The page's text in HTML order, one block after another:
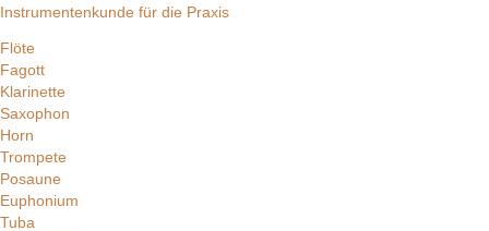
Instrumentenkunde für die Praxis
Flöte
Fagott
Klarinette
Saxophon
Horn
Trompete
Posaune
Euphonium
Tuba